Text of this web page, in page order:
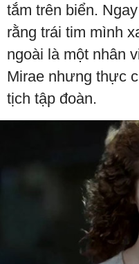
tắm trên biển.
rằng trái tim mình
ngoài là một nhân
Mirae nhưng thực
tịch tập đoàn.